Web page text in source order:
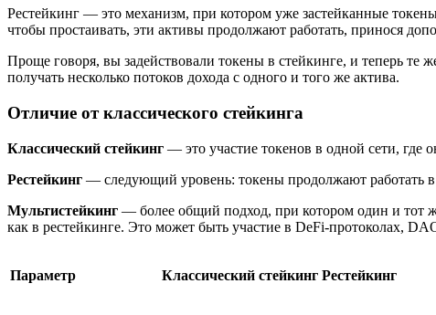
Рестейкинг — это механизм, при котором уже застейканные
чтобы простаивать, эти активы продолжают работать, принося
Проще говоря, вы задействовали токены в стейкинге, и теперь те
получать несколько потоков дохода с одного и того же актива.
Отличие от классического стейкинга
Классический стейкинг — это участие токенов в одной сети,
Рестейкинг — следующий уровень: токены продолжают работать в
Мультистейкинг — более общий подход, при котором один и тот
как в рестейкинге. Это может быть участие в DeFi-протоколах,
Параметр Классический стейкинг Рестейкинг